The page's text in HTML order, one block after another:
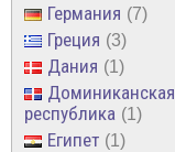
Германия 7
Греция 3
Дания 1
Доминиканская
республика
1
Египет 1